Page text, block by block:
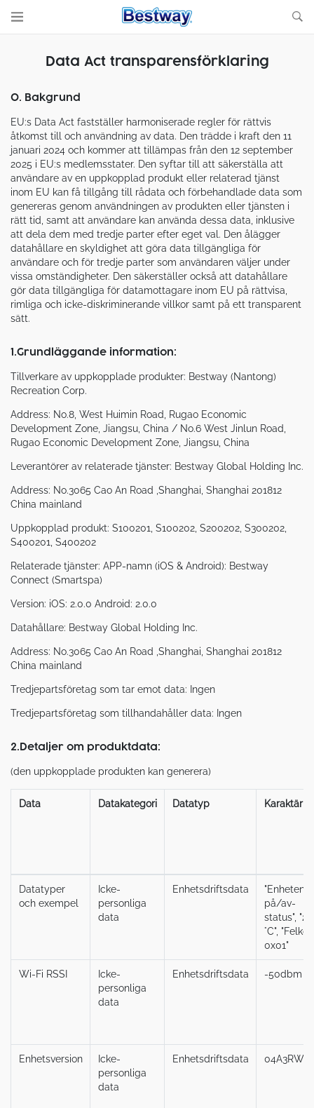
Data Act transparensförklaring
0. Bakgrund
EU:s Data Act fastställer harmoniserade regler för rättvis
åtkomst till och användning av data. Den trädde i kraft den 11
januari 2024 och kommer att tillämpas från den 12 september
2025 i EU:s medlemsstater. Den syftar till att säkerställa att
användare av en uppkopplad produkt eller relaterad tjänst
inom EU kan få tillgång till rådata och förbehandlade data som
genereras genom användningen av produkten eller tjänsten i
rätt tid, samt att användare kan använda dessa data, inklusive
att dela dem med tredje parter efter eget val. Den ålägger
datahållare en skyldighet att göra data tillgängliga för
användare och för tredje parter som användaren väljer under
vissa omständigheter. Den säkerställer också att datahållare
gör data tillgängliga för datamottagare inom EU på rättvisa,
rimliga och icke-diskriminerande villkor samt på ett transparent
sätt.
1.Grundläggande information:
Tillverkare av uppkopplade produkter: Bestway (Nantong)
Recreation Corp.
Address: No.8, West Huimin Road, Rugao Economic
Development Zone, Jiangsu, China / No.6 West Jinlun Road,
Rugao Economic Development Zone, Jiangsu, China
Leverantörer av relaterade tjänster: Bestway Global Holding Inc.
Address: No.3065 Cao An Road ,Shanghai, Shanghai 201812
China mainland
Uppkopplad produkt: S100201, S100202, S200202, S300202,
S400201, S400202
Relaterade tjänster: APP-namn (iOS & Android): Bestway
Connect (Smartspa)
Version: iOS: 2.0.0 Android: 2.0.0
Datahållare: Bestway Global Holding Inc.
Address: No.3065 Cao An Road ,Shanghai, Shanghai 201812
China mainland
Tredjepartsföretag som tar emot data: Ingen
Tredjepartsföretag som tillhandahåller data: Ingen
2.Detaljer om produktdata:
(den uppkopplade produkten kan generera)
Data Datakategori Datatyp Karaktär
Datatyper
och exempel
Icke-
personliga
data
Enhetsdriftsdata
"Enhetens
på/av-
status", "25
°C", "Felkod
0x01"
Wi‑Fi RSSI
Icke-
personliga
data
Enhetsdriftsdata -50dbm
Enhetsversion
Icke-
personliga
data
Enhetsdriftsdata